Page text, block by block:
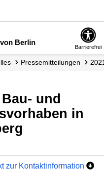
Berlin
Barrierefrei
Presse­mitteilungen 2021
in
zur Kontaktinformation